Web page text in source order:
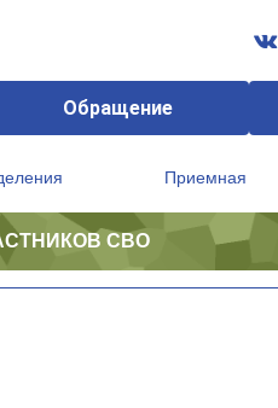
Обращение
Приемная
СВО